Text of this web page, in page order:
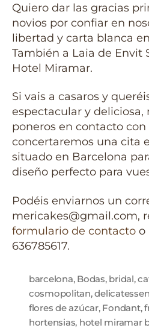
Quiero dar las gracias
novios por confiar en
libertad y carta blanca
También a Laia de Envit
Hotel Miramar.
Si vais a casaros y
espectacular y deliciosa,
poneros en contacto con
concertaremos una cita
situado en Barcelona
diseño perfecto para
Podéis enviarnos un
mericakes@gmail.com,
formulario de contacto o
636785617.
barcelona, Bodas, bridal,
cosmopolitan,delicatessen
flores de azúcar, Fondant,
hortensias, hotel miramar